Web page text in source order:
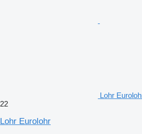
Lohr
22
Lohr Eurolohr